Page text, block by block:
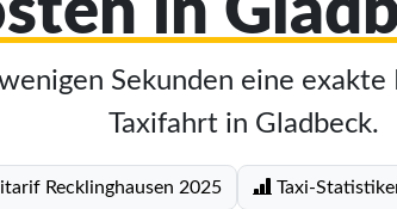
Sekunden eine
Taxifahrt in Gladbeck.
Recklinghausen 2025 Taxi-